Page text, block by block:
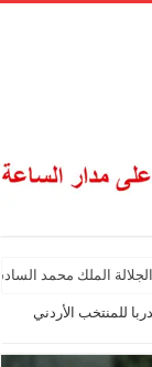
الملك محمد
للمنتخب الأردني